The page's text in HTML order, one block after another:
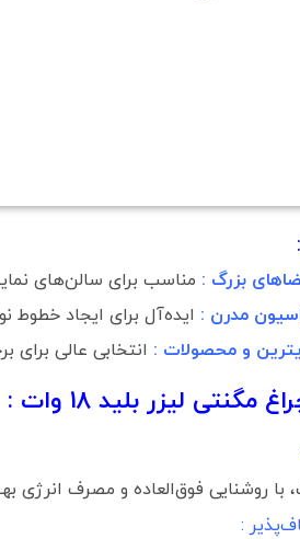
بزرگ : مناسب برای سالن‌های
مدرن : ایده‌آل برای ایجاد خطوط
و محصولات : انتخابی عالی برای
مگنتی لیزر بلید 18 وات :
: